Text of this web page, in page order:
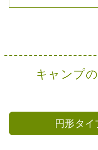
キャンプ
円形タ